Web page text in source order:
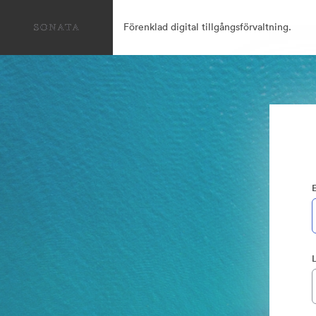
Förenklad digital tillgångsförvaltning.